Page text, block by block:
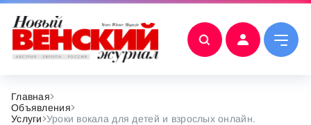
Главная
Объявления
Услуги Уроки вокала для детей и взрослых онлайн.